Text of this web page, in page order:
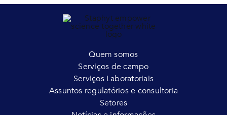
Quem somos
Serviços de campo
Serviços Laboratoriais
Assuntos regulatórios e consultoria
Setores